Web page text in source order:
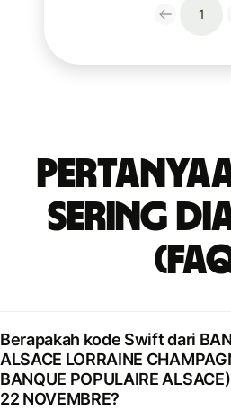
1
Sering
Berapakah kode Swift dari
ALSACE LORRAINE
BANQUE POPULAIRE
22 NOVEMBRE?